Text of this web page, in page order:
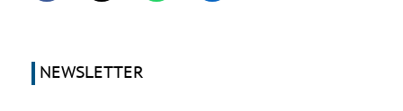
NEWSLETTER